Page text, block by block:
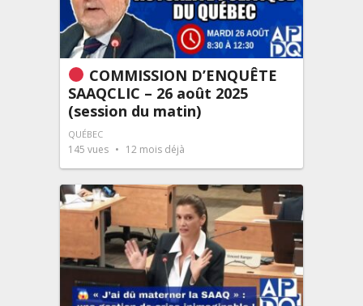
COMMISSION D’ENQUÊTE
SAAQCLIC – 26 août 2025
(session du matin)
QUÉBEC
145 vues 12 mois déjà